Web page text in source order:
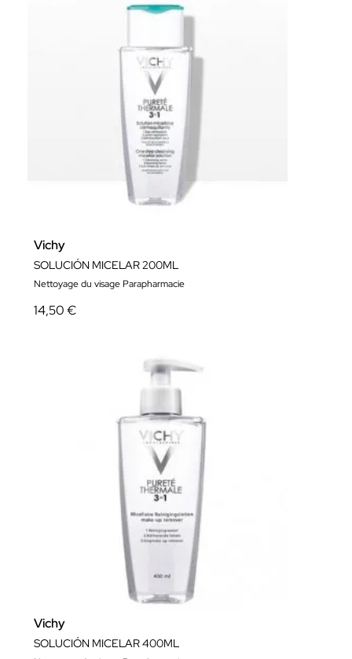
Vichy
SOLUCIÓN MICELAR 200ML
Nettoyage du visage Parapharmacie
14,50 €
Vichy
SOLUCIÓN MICELAR 400ML